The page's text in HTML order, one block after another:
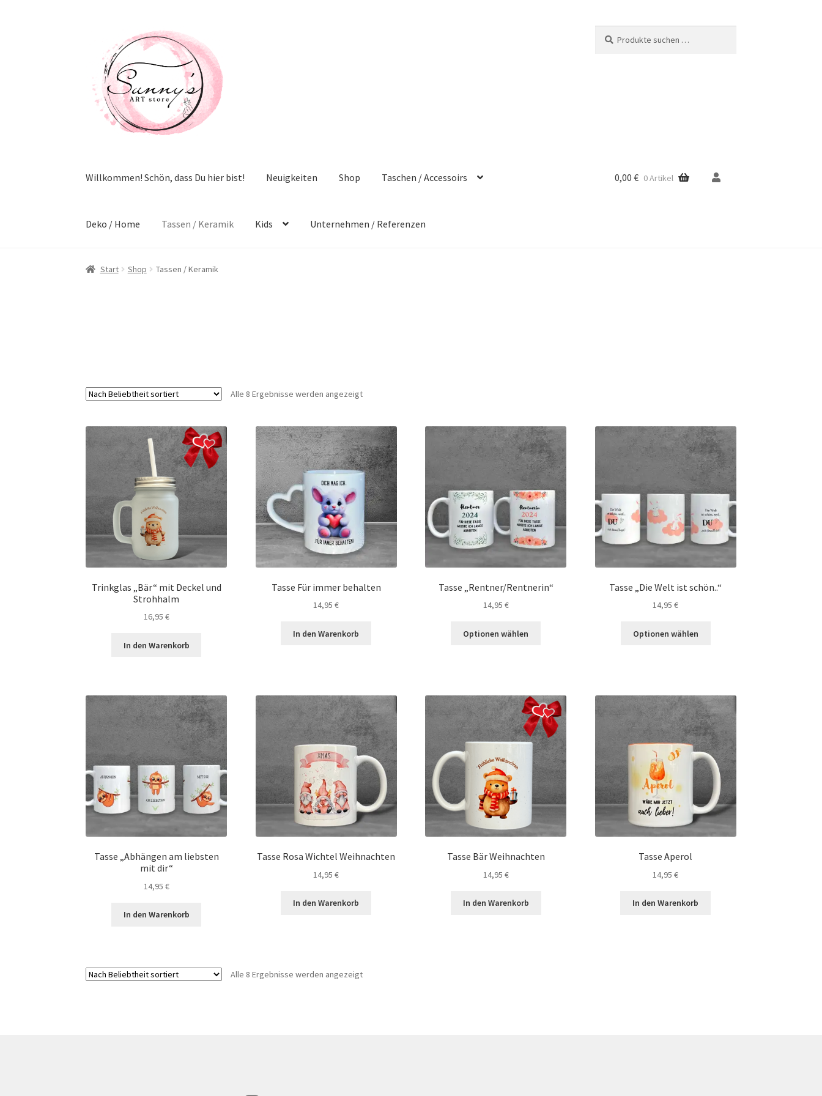
Navigation
springen
Inhalt
springen
nach:
Willkommen! Schön, dass Du hier bist! Neuigkeiten Shop Taschen / Accessoirs
Deko / Home Tassen / Keramik Kids Unternehmen / Referenzen
0,00€ 0 Artikel
Start Shop Tassen / Keramik
Alle 8 Ergebnisse werden angezeigtNach
Trinkglas „Bär“ mit Deckel und
Strohhalm
16,95 €
In den Warenkorb
Tasse Für immer behalten
14,95€
In den Warenkorb
Tasse „Rentner/Rentnerin“
14,95 €
Optionen wählen
Tasse „Die Welt ist schön..“
14,95€
Optionen wählen
Tasse „Abhängen am liebsten
mit dir“
14,95 €
In den Warenkorb
Tasse Rosa Wichtel Weihnachten
14,95€
In den Warenkorb
Tasse Bär Weihnachten
14,95 €
In den Warenkorb
Tasse Aperol
14,95€
In den Warenkorb
Alle 8 Ergebnisse werden angezeigtNach